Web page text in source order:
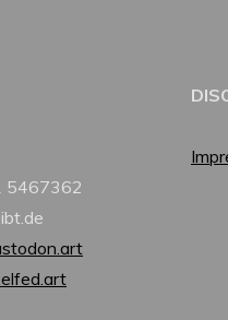
5467362